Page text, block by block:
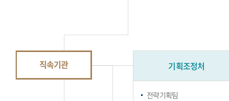
직속기관 기획조정처
전략기획팀